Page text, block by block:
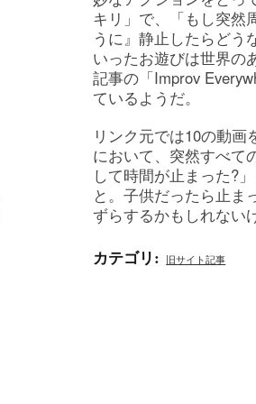
キリ」で、「もし突然
うに』静止したらどう
いったお遊びは世界の
記事の「Improv
ているようだ。
リンク元では10の動
において、突然すべ
して時間が止まった?
と。子供だったら止ま
ずらするかもしれない
カテゴリ: 旧サイト記事